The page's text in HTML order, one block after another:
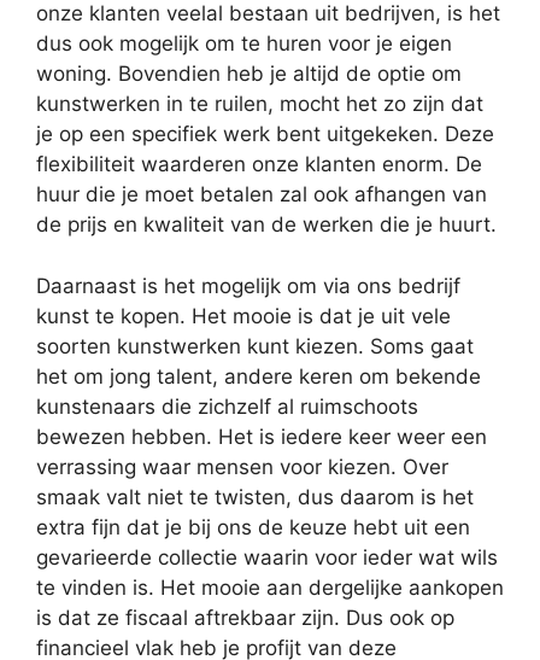
onze klanten veelal bestaan uit bedrijven, is het
dus ook mogelijk om te huren voor je eigen
woning. Bovendien heb je altijd de optie om
kunstwerken in te ruilen, mocht het zo zijn dat
je op een specifiek werk bent uitgekeken. Deze
flexibiliteit waarderen onze klanten enorm. De
huur die je moet betalen zal ook afhangen van
de prijs en kwaliteit van de werken die je huurt.
Daarnaast is het mogelijk om via ons bedrijf
kunst te kopen. Het mooie is dat je uit vele
soorten kunstwerken kunt kiezen. Soms gaat
het om jong talent, andere keren om bekende
kunstenaars die zichzelf al ruimschoots
bewezen hebben. Het is iedere keer weer een
verrassing waar mensen voor kiezen. Over
smaak valt niet te twisten, dus daarom is het
extra fijn dat je bij ons de keuze hebt uit een
gevarieerde collectie waarin voor ieder wat wils
te vinden is. Het mooie aan dergelijke aankopen
is dat ze fiscaal aftrekbaar zijn. Dus ook op
financieel vlak heb je profijt van deze